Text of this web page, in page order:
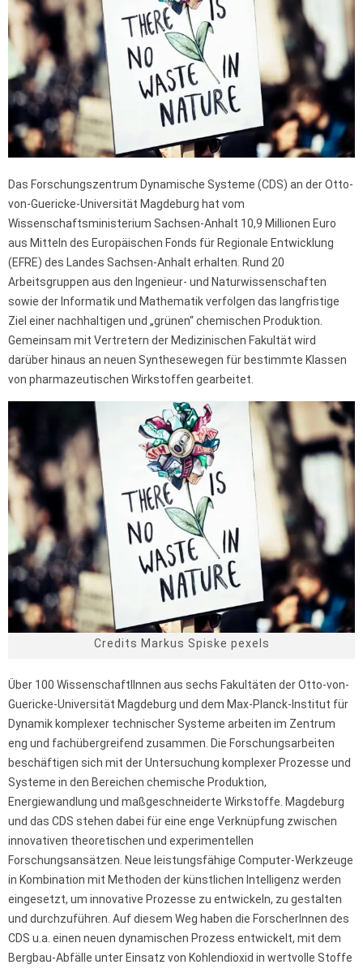
Das Forschungszentrum Dynamische Systeme (CDS) an der Otto-
von-Guericke-Universität Magdeburg hat vom
Wissenschaftsministerium Sachsen-Anhalt 10,9 Millionen Euro
aus Mitteln des Europäischen Fonds für Regionale Entwicklung
(EFRE) des Landes Sachsen-Anhalt erhalten. Rund 20
Arbeitsgruppen aus den Ingenieur- und Naturwissenschaften
sowie der Informatik und Mathematik verfolgen das langfristige
Ziel einer nachhaltigen und „grünen“ chemischen Produktion.
Gemeinsam mit Vertretern der Medizinischen Fakultät wird
darüber hinaus an neuen Synthesewegen für bestimmte Klassen
von pharmazeutischen Wirkstoffen gearbeitet.
Credits Markus Spiske pexels
Über 100 WissenschaftlInnen aus sechs Fakultäten der Otto-von-
Guericke-Universität Magdeburg und dem Max-Planck-Institut für
Dynamik komplexer technischer Systeme arbeiten im Zentrum
eng und fachübergreifend zusammen. Die Forschungsarbeiten
beschäftigen sich mit der Untersuchung komplexer Prozesse und
Systeme in den Bereichen chemische Produktion,
Energiewandlung und maßgeschneiderte Wirkstoffe. Magdeburg
und das CDS stehen dabei für eine enge Verknüpfung zwischen
innovativen theoretischen und experimentellen
Forschungsansätzen. Neue leistungsfähige Computer-Werkzeuge
in Kombination mit Methoden der künstlichen Intelligenz werden
eingesetzt, um innovative Prozesse zu entwickeln, zu gestalten
und durchzuführen. Auf diesem Weg haben die ForscherInnen des
CDS u.a. einen neuen dynamischen Prozess entwickelt, mit dem
Bergbau-Abfälle unter Einsatz von Kohlendioxid in wertvolle Stoffe